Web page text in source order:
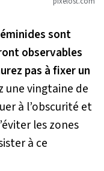
sont
observables
pas à fixer un
une vingtaine de
à l’obscurité et
les zones
à ce